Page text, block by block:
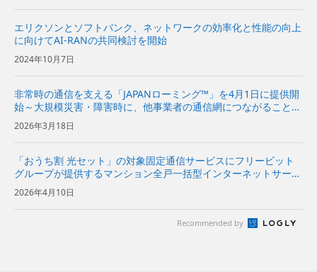
エリクソンとソフトバンク、ネットワークの効率化と性能の向上
に向けてAI-RANの共同検討を開始
2024年10月7日
非常時の通信を支える「JAPANローミング™」を4月1日に提供開
始～大規模災害・障害時に、他事業者の通信網につながることで
一部通信の代替が可能に～
2026年3月18日
「おうち割 光セット」の対象固定通信サービスにフリービット
グループが提供するマンション全戸一括型インターネットサービ
スを追加～居住者の“ソフトバンク”および“ワイモバイル”のスマ
ホ料金が割引に～
2026年4月10日
Recommended by